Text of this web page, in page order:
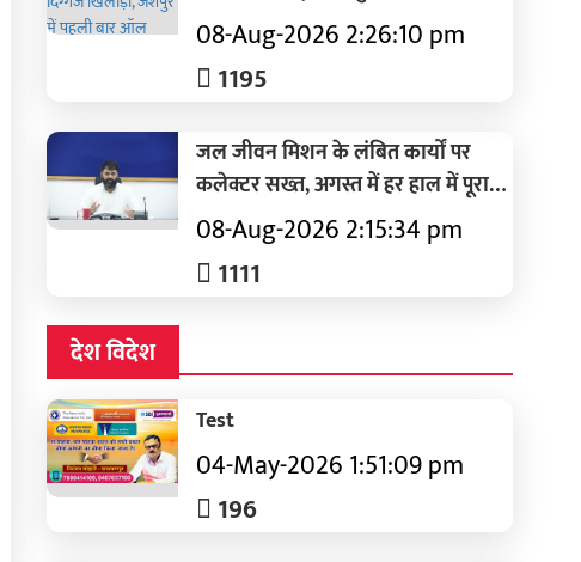
ऑल इंडिया ओपन फिडे रेटेड टूर्नामेंट,
विजेता को 50 हजार और उपविजेता को
30 हजार
08-Aug-2026 2:26:10 pm
1195
जल जीवन मिशन के लंबित कार्यों पर
कलेक्टर सख्त, अगस्त में हर हाल में पूरा
करने के निर्देश
08-Aug-2026 2:15:34 pm
1111
देश विदेश
Test
04-May-2026 1:51:09 pm
196